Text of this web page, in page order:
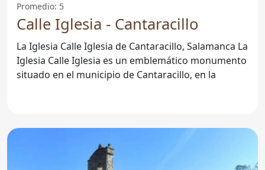
Promedio: 5
Calle Iglesia - Cantaracillo
La Iglesia Calle Iglesia de Cantaracillo, Salamanca La
Iglesia Calle Iglesia es un emblemático monumento
situado en el municipio de Cantaracillo, en la